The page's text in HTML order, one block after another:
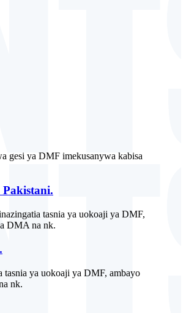
gesi ya DMF imekusanywa kabisa
tasnia ya uokoaji ya DMF,
DMA na nk.
ya uokoaji ya DMF, ambayo
nk.